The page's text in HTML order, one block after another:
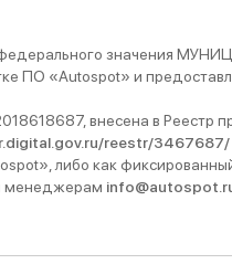
значения
«Autospot» и
внесена в Реестр
reestr/3467687/
либо как
менеджерам